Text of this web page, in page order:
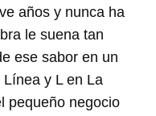
años y nunca ha
le suena tan
ese sabor en un
Línea y L en La
pequeño negocio